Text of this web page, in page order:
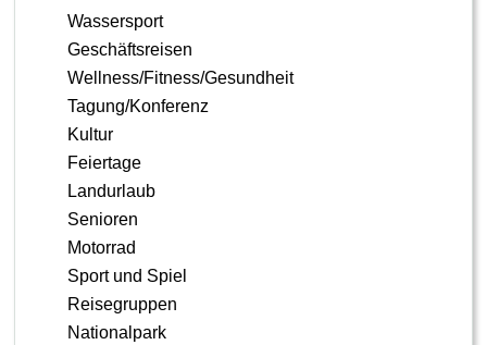
Wassersport
Geschäftsreisen
Wellness/Fitness/Gesundheit
Tagung/Konferenz
Kultur
Feiertage
Landurlaub
Senioren
Motorrad
Sport und Spiel
Reisegruppen
Nationalpark